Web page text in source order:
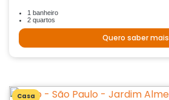
1 banheiro
2 quartos
Quero saber mais
Casa